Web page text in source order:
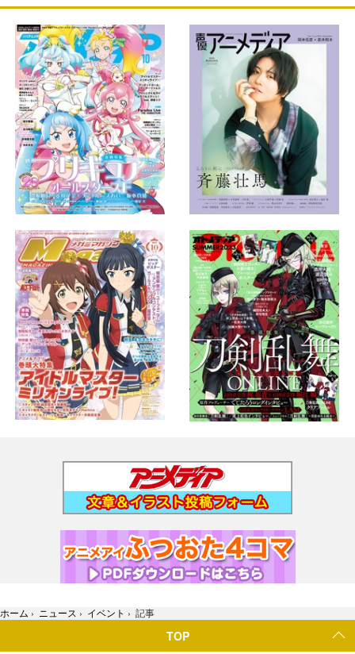
ホーム › ニュース › イベント › 記事
TOP